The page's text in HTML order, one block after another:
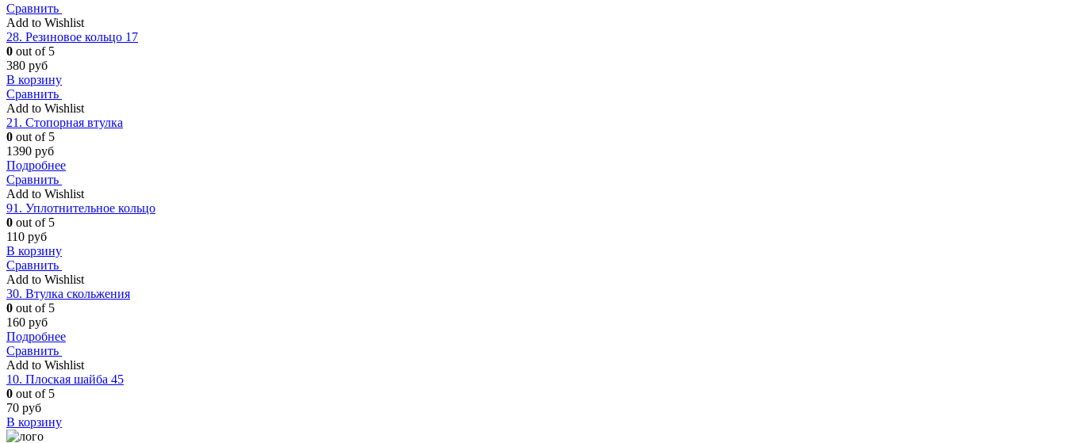
Сравнить
Add to Wishlist
28. Резиновое кольцо 17
0 out of 5
380 руб
В корзину
Сравнить
Add to Wishlist
21. Стопорная втулка
0 out of 5
1390 руб
Подробнее
Сравнить
Add to Wishlist
91. Уплотнительное кольцо
0 out of 5
110 руб
В корзину
Сравнить
Add to Wishlist
30. Втулка скольжения
0 out of 5
160 руб
Подробнее
Сравнить
Add to Wishlist
10. Плоская шайба 45
0 out of 5
70 руб
В корзину